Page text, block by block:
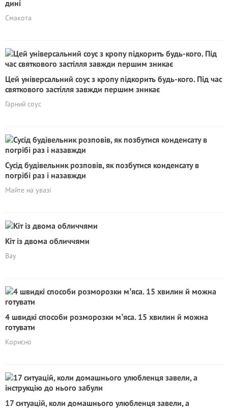
дині
Смакота
Цей універсальний соус з кропу підкорить будь-кого. Під час
святкового застілля завжди першим зникає
Гарний соус
Сусід будівельник розповів, як позбутися конденсату в
погрібі раз і назавжди
Майте на увазі
Кіт із двома обличчями
Вау
4 швидкі способи розморозки мʼяса. 15 хвилин й можна
готувати
Корисно
17 ситуацій, коли домашнього улюбленця завели, а